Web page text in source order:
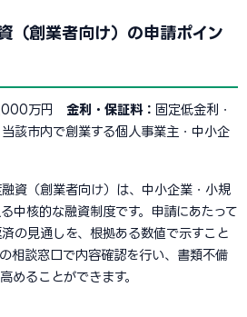
（創業者向け）の申請ポイン
万円 金利・保証料： 固定低金利・
当該市内で創業する個人事業主・中小企
資（創業者向け）は、中小企業・小規
中核的な融資制度です。申請にあたって
の見通しを、根拠ある数値で示すこと
相談窓口で内容確認を行い、書類不備
めることができます。